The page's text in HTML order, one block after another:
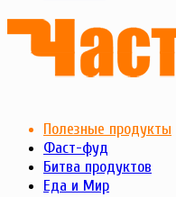
Полезные продукты
Фаст-фуд
Битва продуктов
Еда и Мир